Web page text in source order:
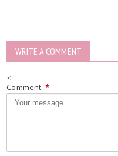
WRITE A COMMENT
<
Comment *